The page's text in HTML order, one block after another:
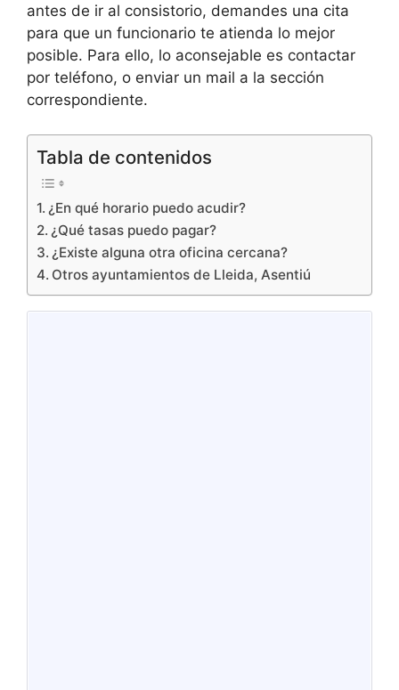
antes de ir al consistorio, demandes una cita
para que un funcionario te atienda lo mejor
posible. Para ello, lo aconsejable es contactar
por teléfono, o enviar un mail a la sección
correspondiente.
Tabla de contenidos
¿En qué horario puedo acudir?
¿Qué tasas puedo pagar?
¿Existe alguna otra oficina cercana?
Otros ayuntamientos de Lleida, Asentiú